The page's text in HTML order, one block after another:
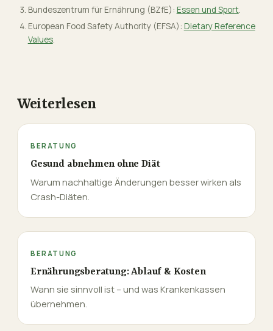
Bundeszentrum für Ernährung (BZfE): Essen und Sport.
European Food Safety Authority (EFSA): Dietary Reference
Values.
Weiterlesen
BERATUNG
Gesund abnehmen ohne Diät
Warum nachhaltige Änderungen besser wirken als
Crash-Diäten.
BERATUNG
Ernährungsberatung: Ablauf & Kosten
Wann sie sinnvoll ist – und was Krankenkassen
übernehmen.